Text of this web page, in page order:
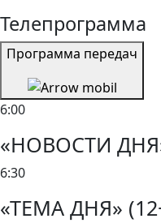
Телепрограмма
Программа передач
6:00
«НОВОСТИ
6:30
«ТЕМА ДНЯ»